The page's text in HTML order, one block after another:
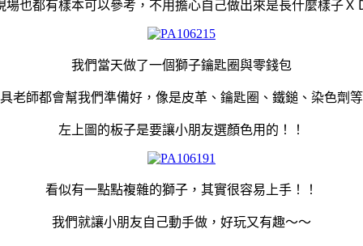
場也都有樣本可以參考，不用擔心自己做出來是長什麼樣子Ｘ
我們當天做了一個獅子鑰匙圈與零錢包
老師都會幫我們準備好，像是皮革、鑰匙圈、鐵鎚、染色劑
左上圖的板子是要讓小朋友選顏色用的！！
看似有一點點複雜的獅子，其實很容易上手！！
我們就讓小朋友自己動手做，好玩又有趣～～